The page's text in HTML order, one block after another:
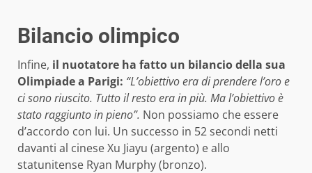
Bilancio olimpico
Infine, il nuotatore ha fatto un bilancio della sua
Olimpiade a Parigi: “L’obiettivo era di prendere l’oro e
ci sono riuscito. Tutto il resto era in più. Ma l’obiettivo è
stato raggiunto in pieno”. Non possiamo che essere
d’accordo con lui. Un successo in 52 secondi netti
davanti al cinese Xu Jiayu (argento) e allo
statunitense Ryan Murphy (bronzo).